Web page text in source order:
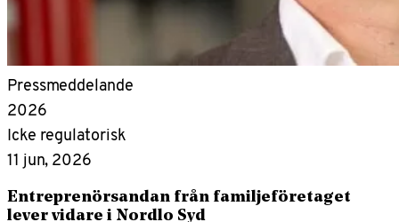
Pressmeddelande
2026
Icke regulatorisk
11 jun, 2026
Entreprenörsandan från familjeföretaget
lever vidare i Nordlo Syd